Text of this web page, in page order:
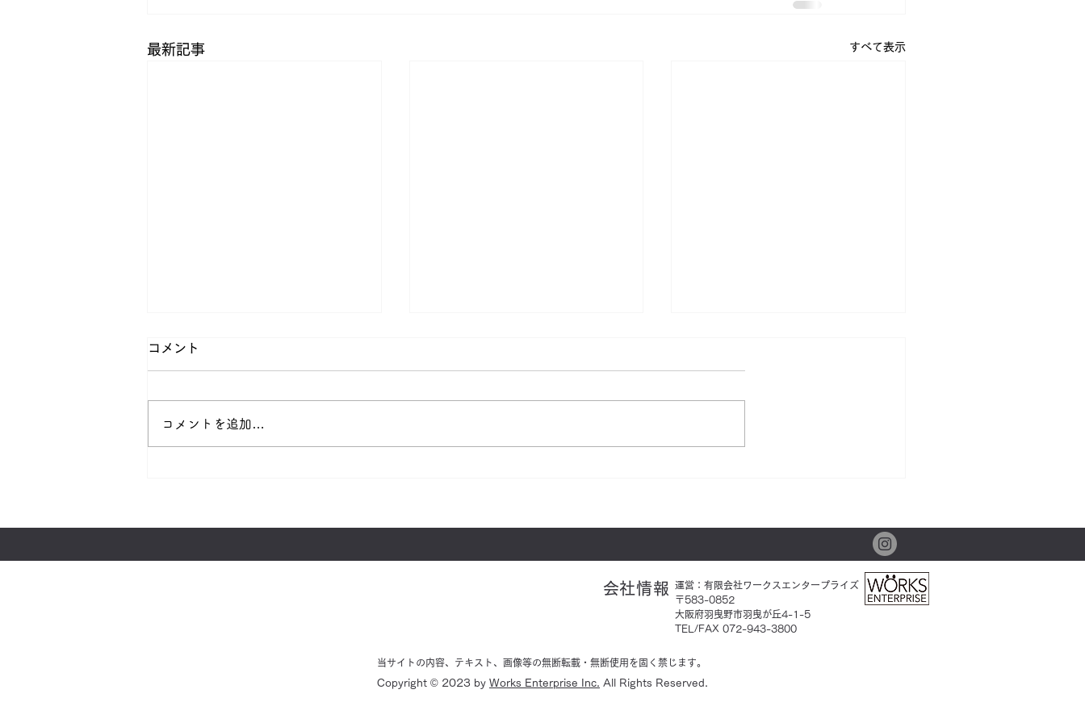
最新記事 すべて表示
8,000台以上の施工実績で安
のチーズケーキ専門店！一度
食べたらやみつきになっちゃ
うかも！
コメント
コメントを追加…
​会社情報 運営： 有限会社ワークスエンタープライズ
〒583-0852
大阪府羽曳野市羽曳が丘4-1-5
TEL/FAX 072-943-3800
当サイトの内容、テキスト、画像等の無断転載・無断使用を固く禁じます。
Copyright © 2023 by Works Enterprise Inc. All Rights Reserved.